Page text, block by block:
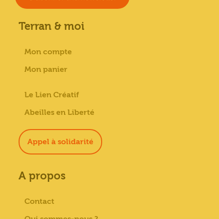
Terran & moi
Mon compte
Mon panier
Le Lien Créatif
Abeilles en Liberté
Appel à solidarité
A propos
Contact